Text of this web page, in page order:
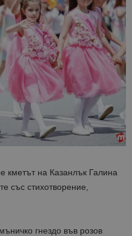
кметът на Казанлък Галина
със стихотворение,
гнездо във розов